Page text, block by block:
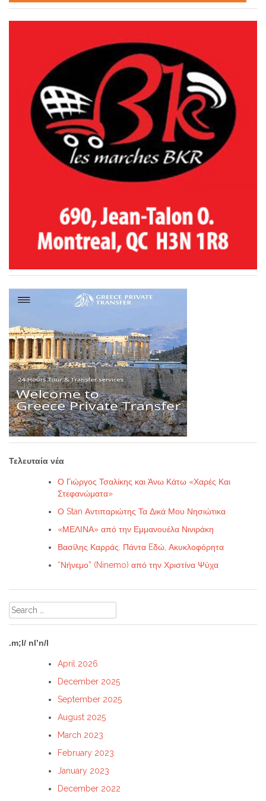
Τελευταία νέα
Ο Γιώργος Τσαλίκης και Άνω Κάτω «Χαρές Και
Στεφανώματα»
Ο Stan Αντιπαριώτης Τα Δικά Μου Νησιώτικα
«ΜΕΛΙΝΑ» από την Εμμανουέλα Νινιράκη
Βασίλης Καρράς. Πάντα Eδώ, Ακυκλοφόρητα
“Νήνεμο” (Ninemo) από την Χριστίνα Ψύχα
Search
for:
.m;l/ nl’n/l
April 2026
December 2025
September 2025
August 2025
March 2023
February 2023
January 2023
December 2022